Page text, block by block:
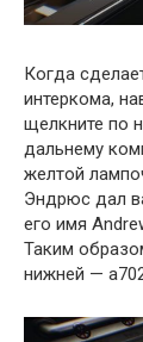
Когда
интеркома,
щелкните по
дальнему
желтой
Эндрюс дал
его имя
Таким
нижней —